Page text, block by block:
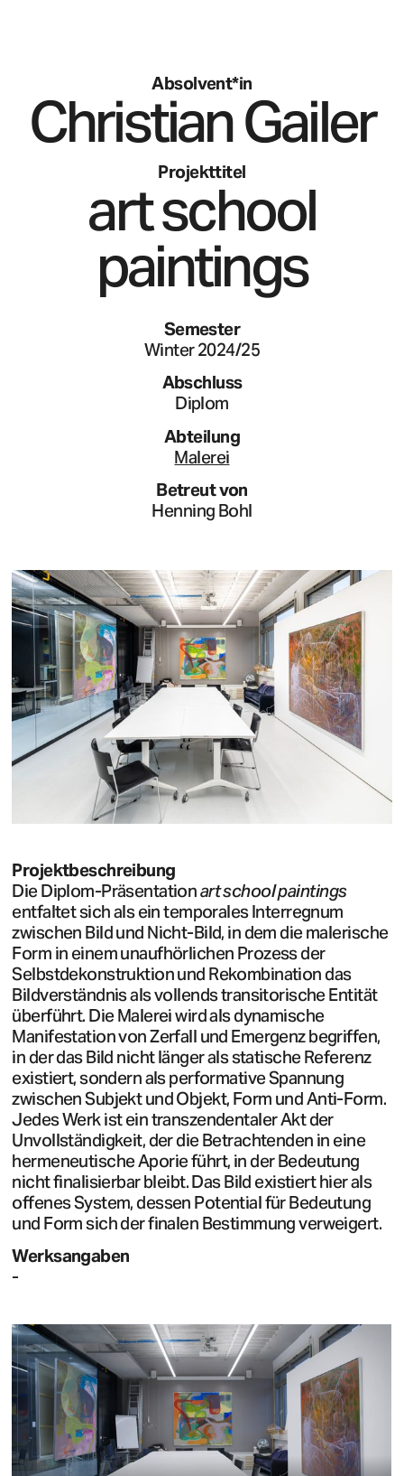
Absolvent*in
ChristianGailer
Projekttitel
art school
paintings
Semester
Winter 2024/25
Abschluss
Diplom
Abteilung
Malerei
Betreut von
Henning Bohl
Projektbeschreibung
Die Diplom-Präsentationart school paintings
entfaltet sich als ein temporales Interregnum
zwischen Bild und Nicht-Bild, in dem die malerische
Form in einem unaufhörlichen Prozess der
Selbstdekonstruktion und Rekombination das
Bildverständnis als vollends transitorische Entität
überführt. Die Malerei wird als dynamische
Manifestation von Zerfall und Emergenz begriffen,
in der das Bild nicht länger als statische Referenz
existiert, sondern als performative Spannung
zwischen Subjekt und Objekt, Form und Anti-Form.
Jedes Werk ist ein transzendentaler Akt der
Unvollständigkeit, der die Betrachtenden in eine
hermeneutische Aporie führt, in der Bedeutung
nicht finalisierbar bleibt. Das Bild existiert hier als
offenes System, dessen Potential für Bedeutung
und Form sich der finalen Bestimmung verweigert.
Werksangaben
-